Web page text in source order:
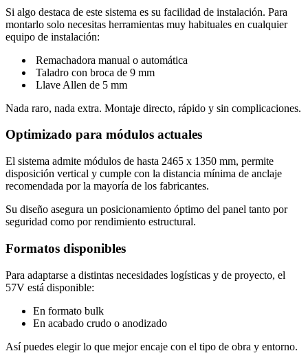
Si algo destaca de este sistema es su facilidad de instalación. Para
montarlo solo necesitas herramientas muy habituales en cualquier
equipo de instalación:
Remachadora manual o automática
Taladro con broca de 9 mm
Llave Allen de 5 mm
Nada raro, nada extra. Montaje directo, rápido y sin complicaciones.
Optimizado para módulos actuales
El sistema admite módulos de hasta 2465 x 1350 mm, permite
disposición vertical y cumple con la distancia mínima de anclaje
recomendada por la mayoría de los fabricantes.
Su diseño asegura un posicionamiento óptimo del panel tanto por
seguridad como por rendimiento estructural.
Formatos disponibles
Para adaptarse a distintas necesidades logísticas y de proyecto, el
57V está disponible:
En formato bulk
En acabado crudo o anodizado
Así puedes elegir lo que mejor encaje con el tipo de obra y entorno.